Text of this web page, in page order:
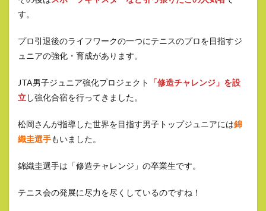
す。
プロ引退後のライフワークの一つにテニスのプロを目指すジ
ュニアの強化・育成があります。
JTA男子ジュニア強化プロジェクト
「修造チャレンジ」を設
立し強化合宿を行ってきました。
松岡さんが指導した世界を目指す男子トップジュニアには錦
織圭選手もいました。
錦織圭選手は「修造チャレンジ」の卒業生です。
テニス会の発展に尽力を尽くしているのですね！